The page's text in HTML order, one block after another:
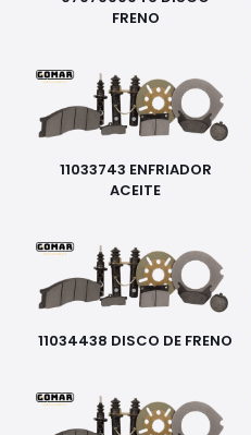
FRENO
11033743 ENFRIADOR
ACEITE
11034438 DISCO DE FRENO